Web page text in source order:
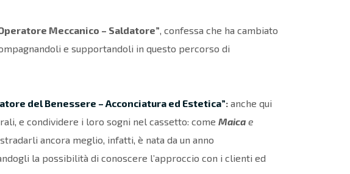
Meccanico – Saldatore”, confessa che ha cambiato
e supportandoli in questo percorso di
del Benessere – Acconciatura ed Estetica”: anche qui
e condividere i loro sogni nel cassetto: come Maica e
ancora meglio, infatti, è nata da un anno
la possibilità di conoscere l’approccio con i clienti ed